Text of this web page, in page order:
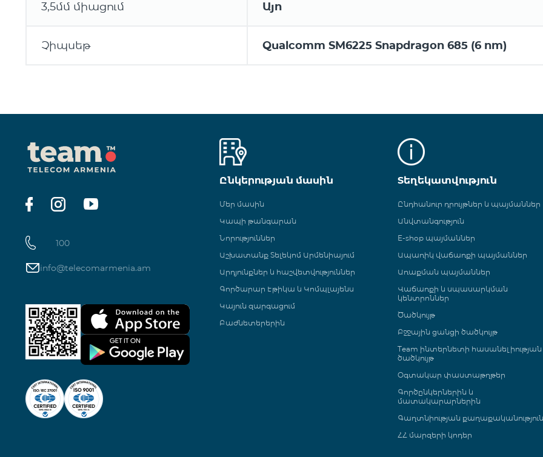
3,5մմ միացում Այո
Չիպսեթ Qualcomm SM6225 Snapdragon 685 (6 nm)
100
info@telecomarmenia.am
Ընկերության մասին
Մեր մասին
Կապի թանգարան
Նորություններ
Աշխատանք Տելեկոմ Արմենիայում
Արդյունքներ և հաշվետվություններ
Գործարար Էթիկա և Կոմպլայենս
Կայուն զարգացում
Բաժնետերերին
Տեղեկատվություն
Ընդհանուր դրույթներ և պայմաններ
Անվտանգություն
E-shop պայմաններ
Ապառիկ վաճառքի պայմաններ
Առաքման պայմաններ
Վաճառքի և սպասարկման
կենտրոններ
Ծածկույթ
Բջջային ցանցի ծածկույթ
Team ինտերնետի հասանելիության
ծածկույթ
Օգտակար փաստաթղթեր
Գործընկերներին և
մատակարարներին
Գաղտնիության քաղաքականություն
ՀՀ մարզերի կոդեր